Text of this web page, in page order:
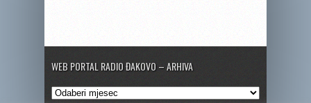
WEB PORTAL RADIO ĐAKOVO – ARHIVA
Web